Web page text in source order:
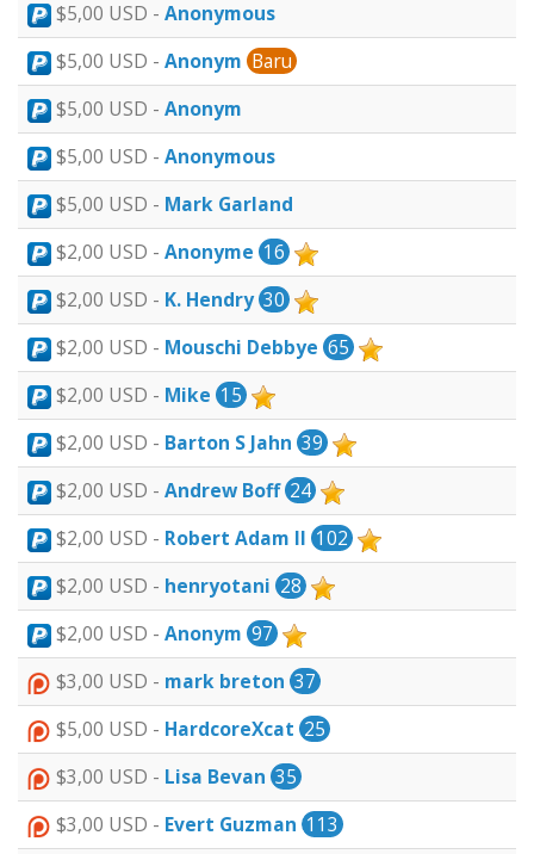
$5,00 USD - Anonymous
$5,00 USD - Anonym Baru
$5,00 USD - Anonym
$5,00 USD - Anonymous
$5,00 USD - Mark Garland
$2,00 USD - Anonyme 16
$2,00 USD - K. Hendry 30
$2,00 USD - Mouschi Debbye 65
$2,00 USD - Mike 15
$2,00 USD - Barton S Jahn 39
$2,00 USD - Andrew Boff 24
$2,00 USD - Robert Adam II 102
$2,00 USD - henryotani 28
$2,00 USD - Anonym 97
$3,00 USD - mark breton 37
$5,00 USD - HardcoreXcat 25
$3,00 USD - Lisa Bevan 35
$3,00 USD - Evert Guzman 113